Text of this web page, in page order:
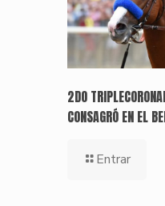
2DO
CONSAGRÓ EN EL
Entrar